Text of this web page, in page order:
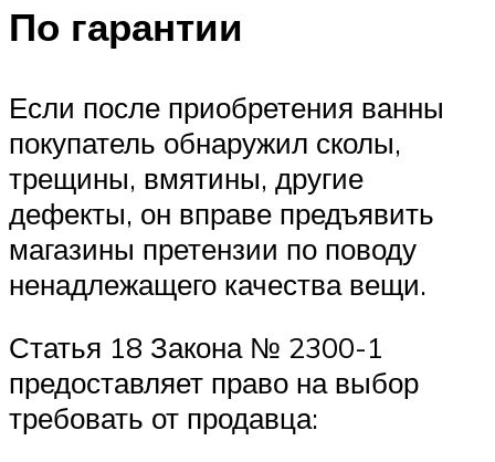
По гарантии
Если после приобретения ванны
покупатель обнаружил сколы,
трещины, вмятины, другие
дефекты, он вправе предъявить
магазины претензии по поводу
ненадлежащего качества вещи.
Статья 18 Закона № 2300-1
предоставляет право на выбор
требовать от продавца: